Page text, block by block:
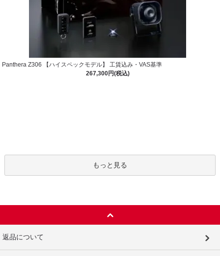
Panthera Z306 【ハイスペックモデル】 工賃込み・VAS基準
267,300円(税込)
もっと見る
返品について